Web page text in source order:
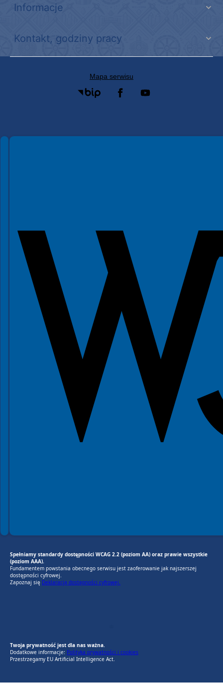
Informacje
Kontakt, godziny pracy
Mapa serwisu
Spełniamy standardy WCAG 2.2
Spełniamy standardy W3C
Spełniamy standardy dostępności WCAG 2.2 (poziom AA) oraz prawie wszystkie
(poziom AAA).
Fundamentem powstania obecnego serwisu jest zaoferowanie jak najszerszej
dostępności cyfrowej.
Zapoznaj się Deklaracją dostępności cyfrowej.
Twoja prywatność jest dla nas ważna.
Dodatkowe informacje: Polityka prywatności i cookies
Przestrzegamy EU Artificial Intelligence Act.